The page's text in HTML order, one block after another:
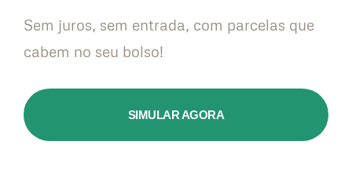
Sem juros, sem entrada, com parcelas que
cabem no seu bolso!
SIMULAR AGORA